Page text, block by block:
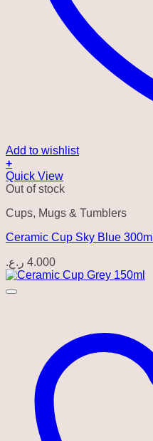
Add to wishlist
+
Quick View
Out of stock
Cups, Mugs & Tumblers
Ceramic Cup Sky Blue 300ml
4.000 ر.ع.